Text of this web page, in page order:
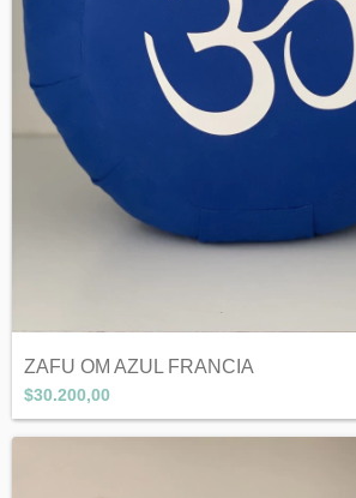
ZAFU OM AZUL FRANCIA
$30.200,00